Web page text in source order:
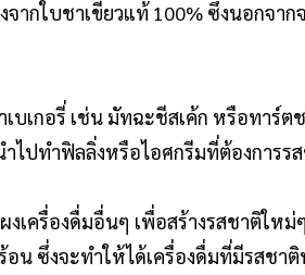
กใบชาเขียวแท้ 100% ซึ่งนอกจาก
บเกอรี่ เช่น มัทฉะชีสเค้ก หรือทาร์
ปทำฟิลลิ่งหรือไอศกรีมที่ต้องการร
เครื่องดื่มอื่นๆ เพื่อสร้างรสชาติให
น ซึ่งจะทำให้ได้เครื่องดื่มที่มีรสชา